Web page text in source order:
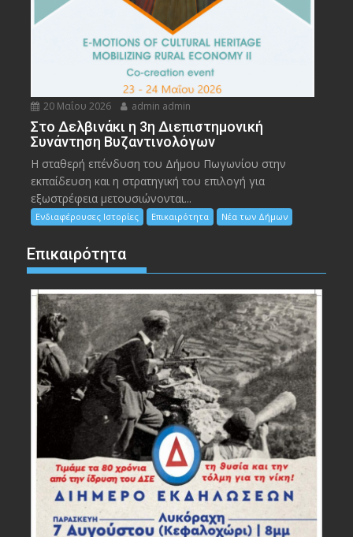
20 Μαΐου 2026 admin admin
Στο Δελβινάκι η 3η Διεπιστημονική
Συνάντηση Βυζαντινολόγων
Η σταθερή επένδυση του Δήμου Πωγωνίου στην
εκπαίδευση και η στρατηγική του επιλογή για
εξωστρέφεια μετουσιώνονται...
Ενδιαφέρουσες Ιστορίες Επικαιρότητα Νέα των Δήμων
Επικαιρότητα